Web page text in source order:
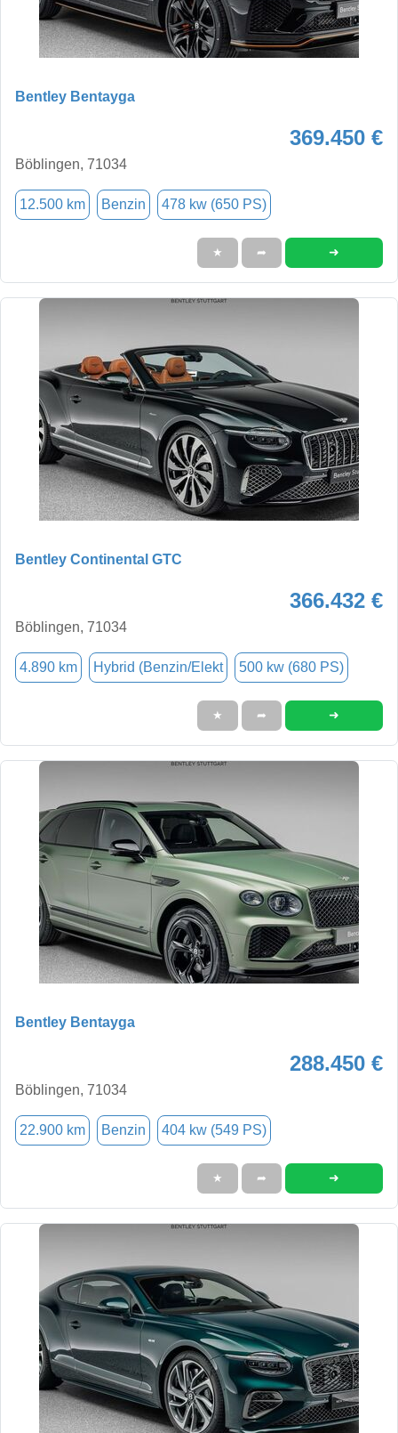
Bentley Bentayga
369.450 €
Böblingen, 71034
12.500 km Benzin 478 kw (650 PS)
★ ➦ ➜
Bentley Continental GTC
366.432 €
Böblingen, 71034
4.890 km Hybrid (Benzin/Elekt 500 kw (680 PS)
★ ➦ ➜
Bentley Bentayga
288.450 €
Böblingen, 71034
22.900 km Benzin 404 kw (549 PS)
★ ➦ ➜